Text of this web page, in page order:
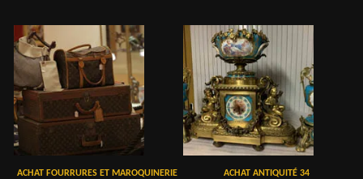
ACHAT FOURRURES ET MAROQUINERIE
ACHAT ANTIQUITÉ 34